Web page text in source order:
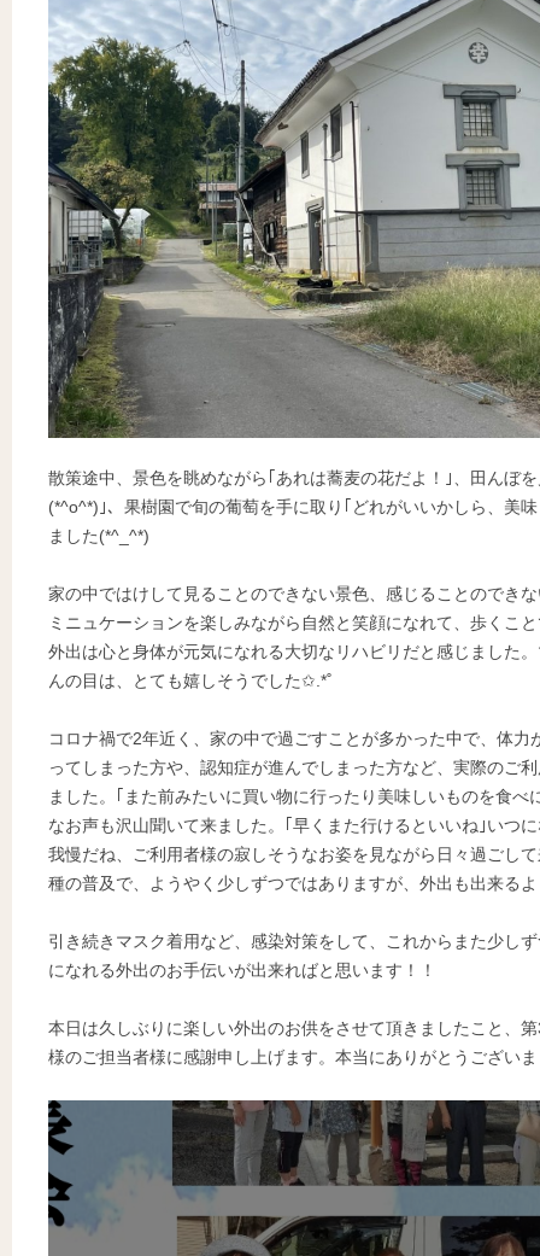
散策途中、景色を眺めながら｢あれは蕎麦の花だよ！｣、田んぼ
(*^o^*)｣、果樹園で旬の葡萄を手に取り｢どれがいいかしら、美
ました(*^_^*)
家の中ではけして見ることのできない景色、感じることのでき
ミニュケーションを楽しみながら自然と笑顔になれて、歩くこ
外出は心と身体が元気になれる大切なリハビリだと感じました
んの目は、とても嬉しそうでした✩.*˚
コロナ禍で2年近く、家の中で過ごすことが多かった中で、体力
ってしまった方や、認知症が進んでしまった方など、実際のご
ました。｢また前みたいに買い物に行ったり美味しいものを食べ
なお声も沢山聞いて来ました。｢早くまた行けるといいね｣いつ
我慢だね、ご利用者様の寂しそうなお姿を見ながら日々過ごし
種の普及で、ようやく少しずつではありますが、外出も出来る
引き続きマスク着用など、感染対策をして、これからまた少し
になれる外出のお手伝いが出来ればと思います！！
本日は久しぶりに楽しい外出のお供をさせて頂きましたこと、
様のご担当者様に感謝申し上げます。本当にありがとうござい